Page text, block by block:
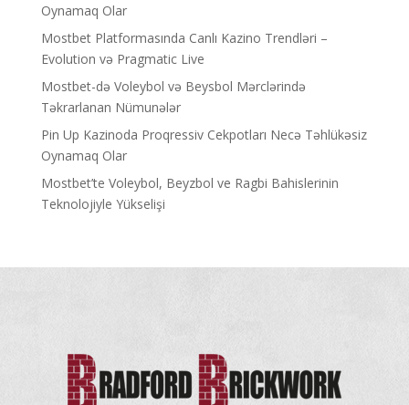
Oynamaq Olar
Mostbet Platformasında Canlı Kazino Trendləri –
Evolution və Pragmatic Live
Mostbet-də Voleybol və Beysbol Mərclərində
Təkrarlanan Nümunələr
Pin Up Kazinoda Proqressiv Cekpotları Necə Təhlükəsiz
Oynamaq Olar
Mostbet’te Voleybol, Beyzbol ve Ragbi Bahislerinin
Teknolojiyle Yükselişi